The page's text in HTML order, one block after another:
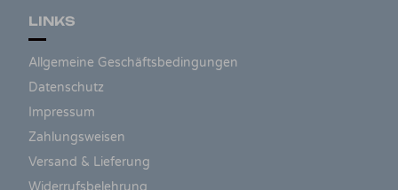
LINKS
Allgemeine Geschäftsbedingungen
Datenschutz
Impressum
Zahlungsweisen
Versand & Lieferung
Widerrufsbelehrung